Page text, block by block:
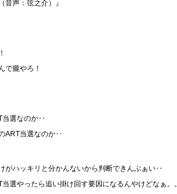
音声：弦之介）』
で朧やろ！
当選なのか‥
ART当選なのか‥
がハッキリと分かんないから判断できんぶぁい‥
当選やったら追い掛け回す要因になるんやけどなぁ。